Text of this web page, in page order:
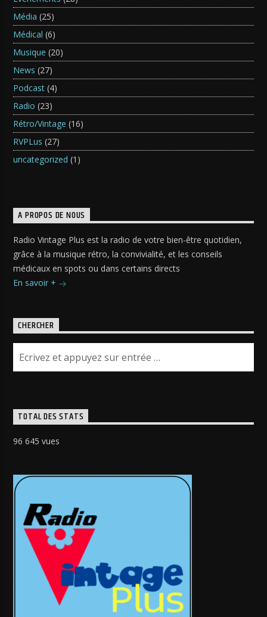
Média (25)
Médical (6)
Musique (20)
News (27)
Podcast (4)
Radio (23)
Rétro/Vintage (16)
RVPLus (27)
uncategorized (1)
A PROPOS DE NOUS
Radio Vintage Plus est la radio de votre bien-être quotidien,
grâce à la musique rétro, la convivialité, et les conseils
médicaux en spots ou dans certains directs
En savoir +
CHERCHER
TOTAL DES STATS
96 645 vues